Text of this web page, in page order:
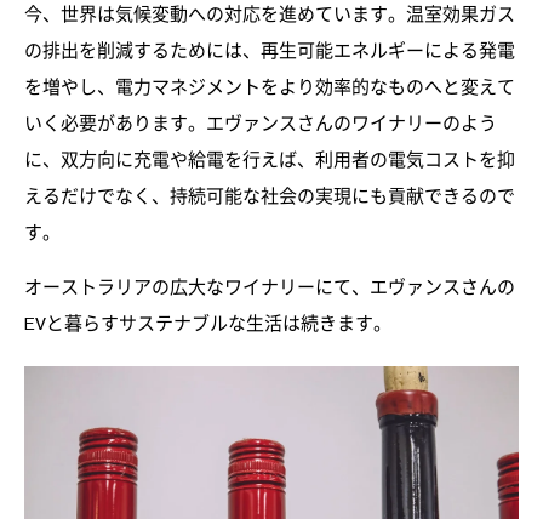
今、世界は気候変動への対応を進めています。温室効果ガス
の排出を削減するためには、再生可能エネルギーによる発電
を増やし、電力マネジメントをより効率的なものへと変えて
いく必要があります。エヴァンスさんのワイナリーのよう
に、双方向に充電や給電を行えば、利用者の電気コストを抑
えるだけでなく、持続可能な社会の実現にも貢献できるので
す。
オーストラリアの広大なワイナリーにて、エヴァンスさんの
EVと暮らすサステナブルな生活は続きます。